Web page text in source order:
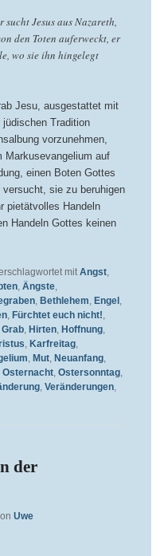
Jesus aus Nazareth,
den Toten auferweckt, er
wo sie ihn hingelegt
Jesu, ausgestattet mit
Tradition
vorzunehmen,
Markusevangelium auf
einen Boten Gottes
sie zu beruhigen
pietätvolles Handeln
Handeln Gottes keinen
mit Angst,
, Ängste,
, Bethlehem, Engel ,
, Fürchtet euch nicht!,
Grab, Hirten, Hoffnung,
, Karfreitag,
, Mut, Neuanfang,
Osternacht, Ostersonntag,
, Veränderungen,
der
Uwe